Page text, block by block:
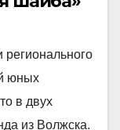
юных
в двух
из Волжска.